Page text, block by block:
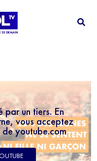
par un tiers. En
vous acceptez
youtube.com